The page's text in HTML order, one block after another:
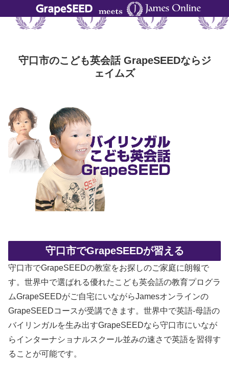
守口市のこども英会話 GrapeSEEDならジ
ェイムズ
守口市でGrapeSEEDが習える
守口市でGrapeSEEDの教室をお探しのご家庭に朗報で
す。世界中で選ばれる優れたこども英会話の教育プログラ
ムGrapeSEEDがご自宅にいながらJamesオンラインの
GrapeSEEDコースが受講できます。世界中で英語-母語の
バイリンガルを生み出すGrapeSEEDなら守口市にいなが
らインターナショナルスクール並みの速さで英語を習得す
ることが可能です。